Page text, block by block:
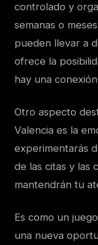
controlado y
semanas o
pueden llevar a
ofrece la
hay una
Otro aspecto
Valencia es la
experimentarás
de las citas y las
mantendrán tu
Es como un
una nueva